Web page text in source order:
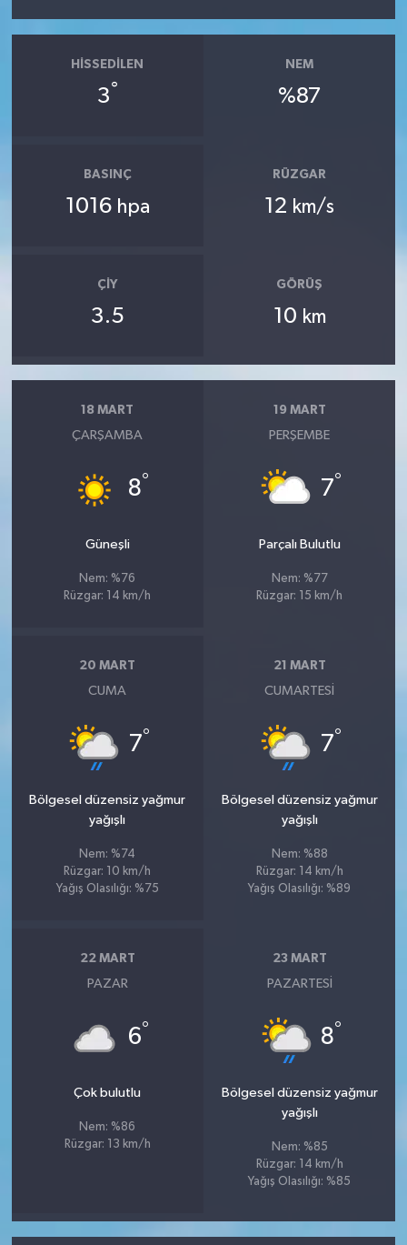
HISSEDILEN
3°
NEM
%87
BASINÇ
1016 hpa
RÜZGAR
12 km/s
ÇIY
3.5
GÖRÜŞ
10 km
18 MART
ÇARŞAMBA
8°
Güneşli
Nem: %76
Rüzgar: 14 km/h
19 MART
PERŞEMBE
7°
Parçalı Bulutlu
Nem: %77
Rüzgar: 15 km/h
20 MART
CUMA
7°
Bölgesel düzensiz yağmur
yağışlı
Nem: %74
Rüzgar: 10 km/h
Yağış Olasılığı: %75
21 MART
CUMARTESI
7°
Bölgesel düzensiz yağmur
yağışlı
Nem: %88
Rüzgar: 14 km/h
Yağış Olasılığı: %89
22 MART
PAZAR
6°
Çok bulutlu
Nem: %86
Rüzgar: 13 km/h
23 MART
PAZARTESI
8°
Bölgesel düzensiz yağmur
yağışlı
Nem: %85
Rüzgar: 14 km/h
Yağış Olasılığı: %85